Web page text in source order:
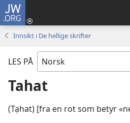
JW.ORG
Innsikt i De hellige skrifter
LES PÅ
Tahat
(Tạhat) [fra en rot som betyr